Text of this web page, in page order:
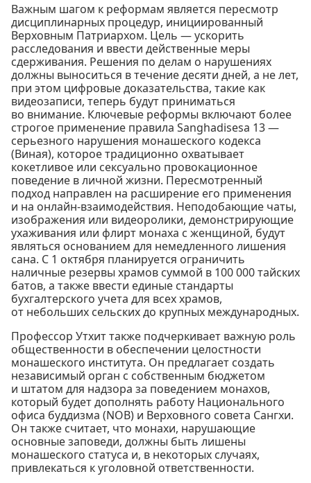
Важным шагом к реформам является пересмотр
дисциплинарных процедур, инициированный
Верховным Патриархом. Цель — ускорить
расследования и ввести действенные меры
сдерживания. Решения по делам о нарушениях
должны выноситься в течение десяти дней, а не лет,
при этом цифровые доказательства, такие как
видеозаписи, теперь будут приниматься
во внимание. Ключевые реформы включают более
строгое применение правила Sanghadisesa 13 —
серьезного нарушения монашеского кодекса
(Виная), которое традиционно охватывает
кокетливое или сексуально провокационное
поведение в личной жизни. Пересмотренный
подход направлен на расширение его применения
и на онлайн-взаимодействия. Неподобающие чаты,
изображения или видеоролики, демонстрирующие
ухаживания или флирт монаха с женщиной, будут
являться основанием для немедленного лишения
сана. С 1 октября планируется ограничить
наличные резервы храмов суммой в 100 000 тайских
батов, а также ввести единые стандарты
бухгалтерского учета для всех храмов,
от небольших сельских до крупных международных.
Профессор Утхит также подчеркивает важную роль
общественности в обеспечении целостности
монашеского института. Он предлагает создать
независимый орган с собственным бюджетом
и штатом для надзора за поведением монахов,
который будет дополнять работу Национального
офиса буддизма (NOB) и Верховного совета Сангхи.
Он также считает, что монахи, нарушающие
основные заповеди, должны быть лишены
монашеского статуса и, в некоторых случаях,
привлекаться к уголовной ответственности.